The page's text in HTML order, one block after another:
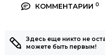
КОММЕНТАРИИ 0
Здесь еще никто не
можете быть первым!